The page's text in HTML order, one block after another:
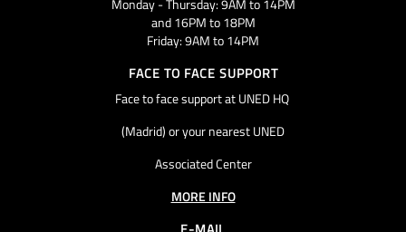
and 16PM to 18PM
Friday: 9AM to 14PM
FACE TO FACE SUPPORT
Face to face support at UNED HQ
(Madrid) or your nearest UNED
Associated Center
MORE INFO